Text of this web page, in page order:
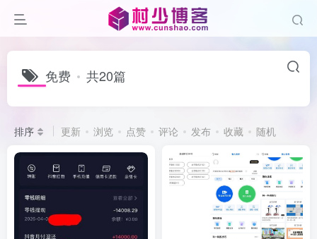
免费 共20篇
排序 更新 浏览 点赞 评论 发布 收藏 随机